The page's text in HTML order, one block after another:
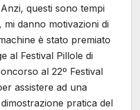
questi sono tempi
mi danno motivazioni di
è stato premiato
al Festival Pillole di
al 22º Festival
assistere ad una
pratica del